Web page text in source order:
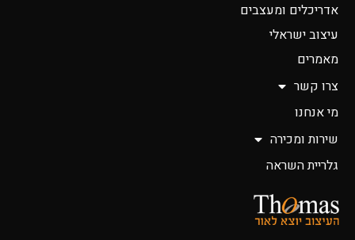
אדריכלים ומעצבים
עיצוב ישראלי
מאמרים
צרו קשר
מי אנחנו
שירות ומכירה
גלריית השראה